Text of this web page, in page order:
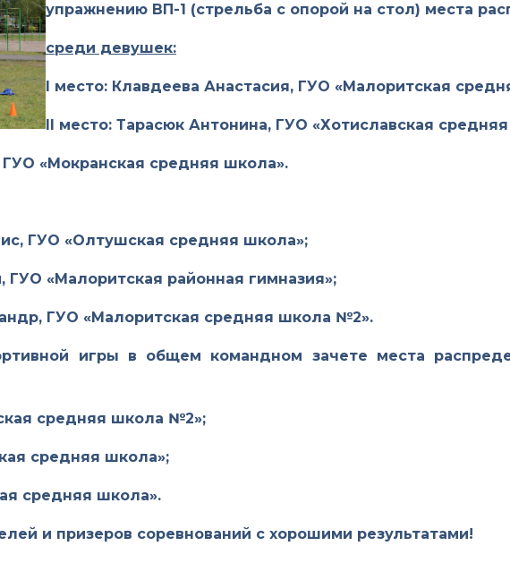
упражнению ВП-1 (стрельба с опорой на стол) места
среди девушек:
I место: Клавдеева Анастасия, ГУО «Малоритская
II место: Тарасюк Антонина, ГУО «Хотиславская
«Мокранская средняя школа».
ГУО «Олтушская средняя школа»;
«Малоритская районная гимназия»;
ГУО «Малоритская средняя школа №2».
игры в общем командном зачете места
средняя школа №2»;
средняя школа»;
средняя школа».
и призеров соревнований с хорошими результатами!